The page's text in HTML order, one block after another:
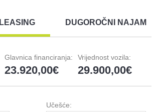
DUGOROČNI NAJAM
Glavnica financiranja:
23.920,00
Vrijednost vozila:
29.900,00
Učešće: